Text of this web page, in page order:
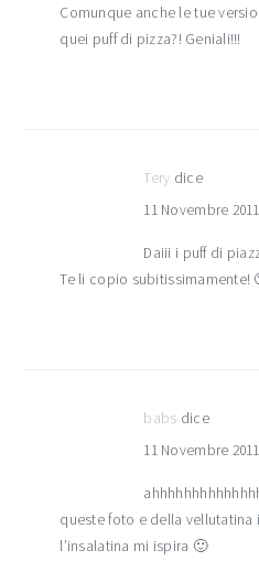
Comunque anche le tue
quei puff di pizza?! Geniali!!!
Tery dice
11 Novembre
Daiii i puff di
Te li copio subitissimamente!
babs dice
11 Novembre
queste foto e della vellutatina
l’insalatina mi ispira 🙂